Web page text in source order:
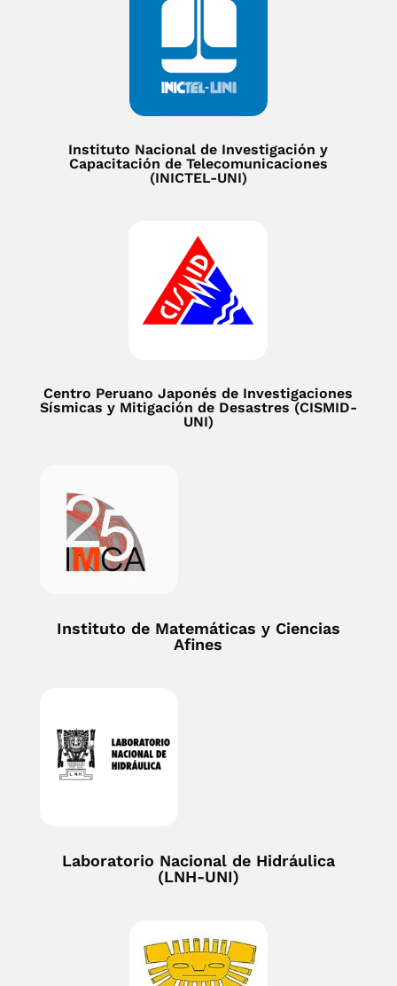
Instituto Nacional de Investigación y
Capacitación de Telecomunicaciones
(INICTEL-UNI)
Centro Peruano Japonés de Investigaciones
Sísmicas y Mitigación de Desastres (CISMID-
UNI)
Instituto de Matemáticas y Ciencias
Afines
Laboratorio Nacional de Hidráulica
(LNH-UNI)